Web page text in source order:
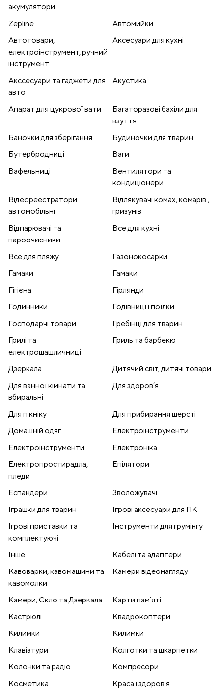
акумулятори
Zepline
Автомийки
Автотовари,
електроінструмент, ручний
інструмент
Аксесуари для кухні
Акссесуари та гаджети для
авто
Акустика
Апарат для цукрової вати
Багаторазові бахіли для
взуття
Баночки для зберігання
Будиночки для тварин
Бутербродниці
Ваги
Вафельниці
Вентилятори та
кондиціонери
Відеореестратори
автомобільні
Відлякувачі комах, комарів ,
гризунів
Відпарювачі та
пароочисники
Все для кухні
Все для пляжу
Газонокосарки
Гамаки
Гамаки
Гігієна
Гірлянди
Годинники
Годівниці і поїлки
Господарчі товари
Гребінці для тварин
Грилі та
електрошашличниці
Гриль та барбекю
Дзеркала
Дитячий світ, дитячі товари
Для ванної кімнати та
вбиральні
Для здоров’я
Для пікніку
Для прибирання шерсті
Домашній одяг
Електроінструменти
Електроінструменти
Електроніка
Електропростирадла,
пледи
Епілятори
Еспандери
Зволожувачі
Іграшки для тварин
Ігрові аксесуари для ПК
Ігрові приставки та
комплектуючі
Інструменти для грумінгу
Інше
Кабелі та адаптери
Кавоварки, кавомашини та
кавомолки
Камери відеонагляду
Камери, Скло та Дзеркала
Карти памʼяті
Кастрюлі
Квадрокоптери
Килимки
Килимки
Клавіатури
Колготки та шкарпетки
Колонки та радіо
Компресори
Косметика
Краса і здоров'я